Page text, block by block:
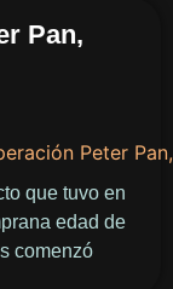
Pan,
que tuvo en
edad de
comenzó